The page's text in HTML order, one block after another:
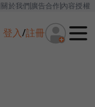
關於我們廣告合作內容授權
登入/註冊